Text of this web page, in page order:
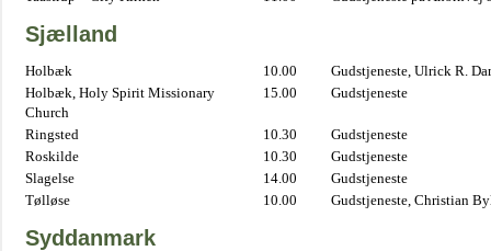
Sjælland
Holbæk 10.00
Gudstjeneste, Ulrick R.
Holbæk, Holy Spirit Missionary
Church
15.00 Gudstjeneste
Ringsted 10.30
Gudstjeneste
Roskilde
10.30
Gudstjeneste
Slagelse
14.00
Gudstjeneste
Tølløse
10.00 Gudstjeneste, Christian
Syddanmark